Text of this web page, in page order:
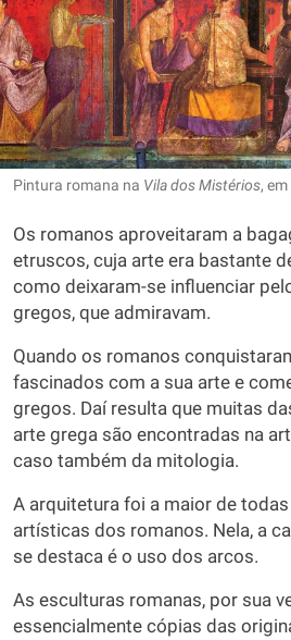
Pintura romana na Vila dos Mistérios,
Os romanos aproveitaram a
etruscos, cuja arte era bastante
como deixaram-se influenciar
gregos, que admiravam.
Quando os romanos
fascinados com a sua arte e
gregos. Daí resulta que muitas
arte grega são encontradas na
caso também da mitologia.
A arquitetura foi a maior de
artísticas dos romanos. Nela, a
se destaca é o uso dos arcos.
As esculturas romanas, por sua
essencialmente cópias das